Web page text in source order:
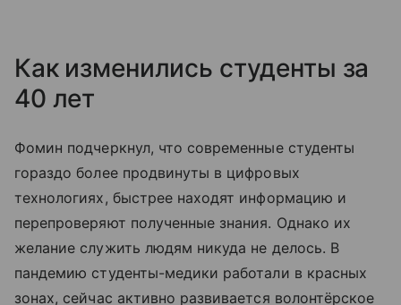
Как изменились студенты за
40 лет
Фомин подчеркнул, что современные студенты
гораздо более продвинуты в цифровых
технологиях, быстрее находят информацию и
перепроверяют полученные знания. Однако их
желание служить людям никуда не делось. В
пандемию студенты-медики работали в красных
зонах, сейчас активно развивается волонтёрское